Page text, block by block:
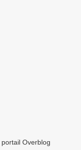
Overblog